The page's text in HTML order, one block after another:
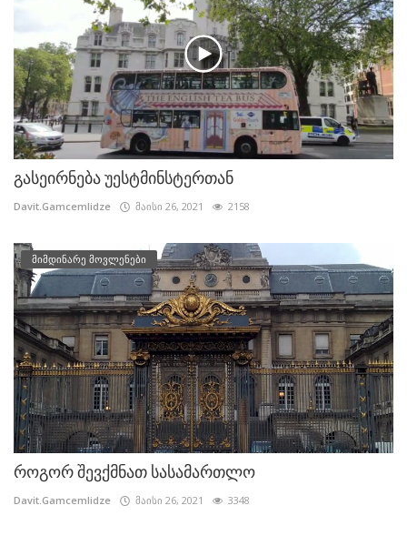
გასეირნება უესტმინსტერთან
Davit.Gamcemlidze მაისი 26, 2021 2158
მიმდინარე მოვლენები
როგორ შევქმნათ სასამართლო
Davit.Gamcemlidze მაისი 26, 2021 3348